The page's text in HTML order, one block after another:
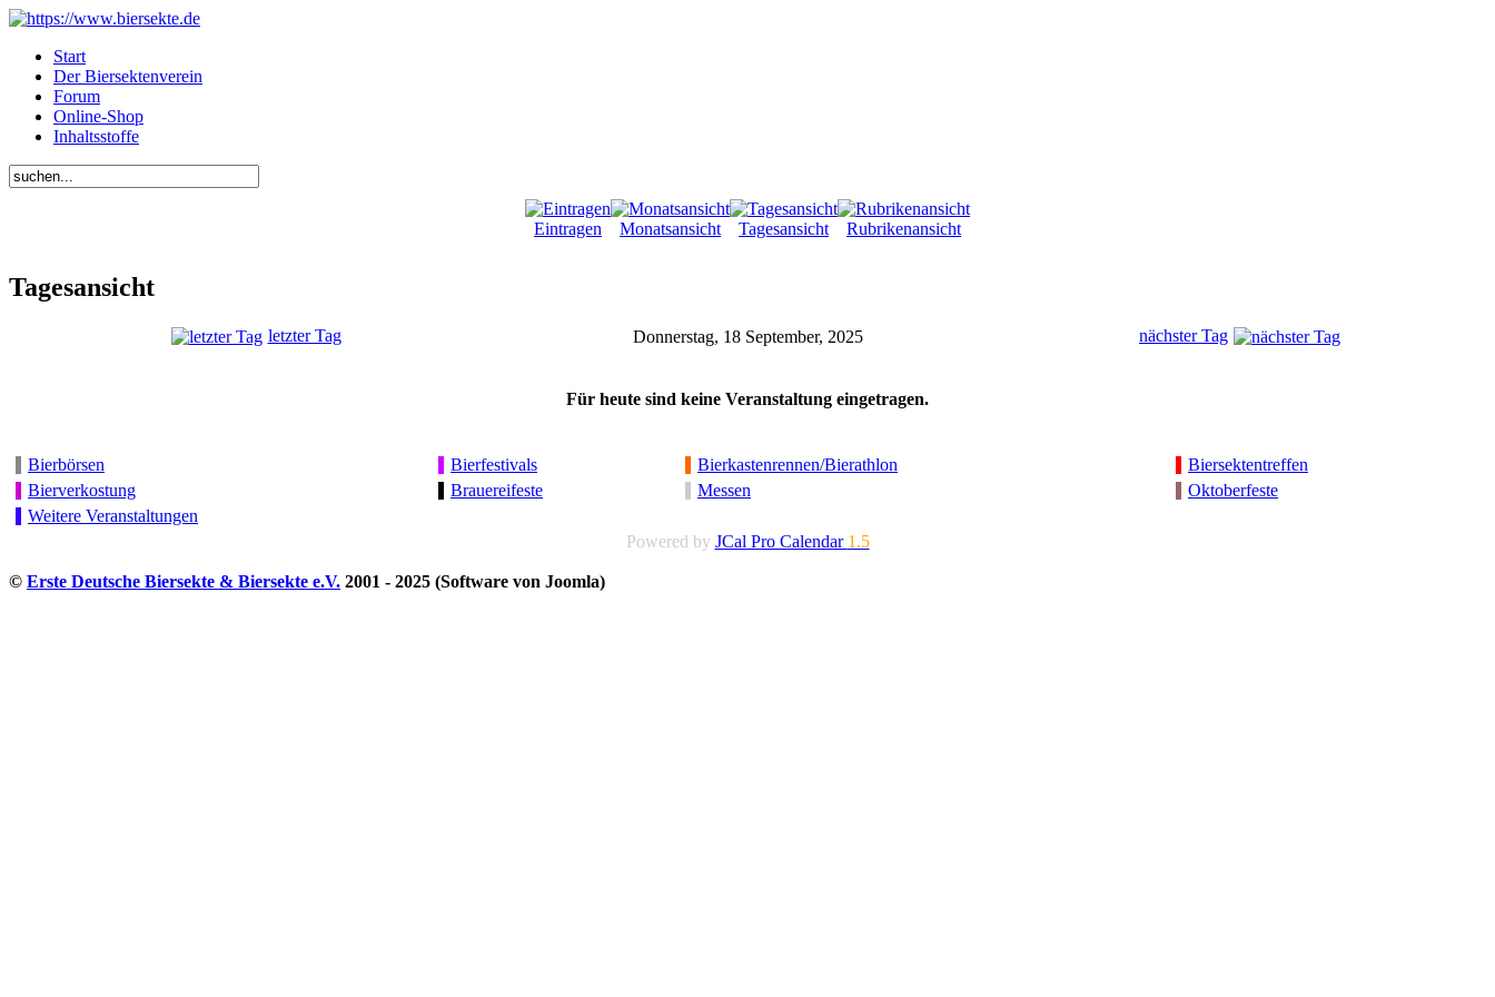
Start
Der Biersektenverein
Forum
Online-Shop
Inhaltsstoffe
Eintragen Monatsansicht Tagesansicht Rubrikenansicht
Tagesansicht
letzter Tag Donnerstag, 18 September, 2025 nächster Tag
Für heute sind keine Veranstaltung eingetragen.
Bierbörsen Bierfestivals Bierkastenrennen/Bierathlon
Biersektentreffen
Bierverkostung
Brauereifeste Messen
Oktoberfeste
Weitere Veranstaltungen
Powered by JCal Pro Calendar 1.5
© Erste Deutsche Biersekte & Biersekte e.V. 2001 - 2025 (Software von Joomla)